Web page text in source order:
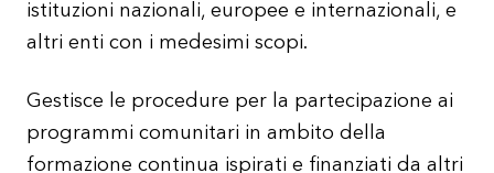
istituzioni nazionali, europee e internazionali, e
altri enti con i medesimi scopi.
Gestisce le procedure per la partecipazione ai
programmi comunitari in ambito della
formazione continua ispirati e finanziati da altri